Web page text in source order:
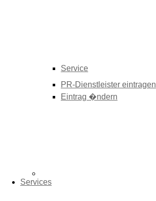
Service
PR-Dienstleister eintragen
Eintrag �ndern
Services